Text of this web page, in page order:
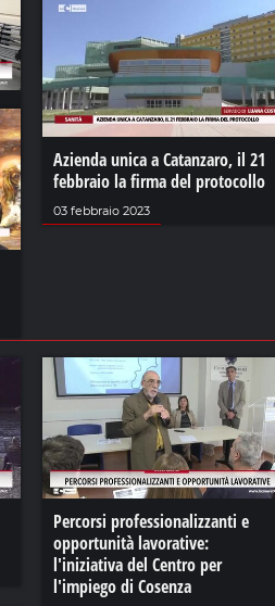
il commissario alla sanità»
24 settembre 2021
Azienda unica a Catanzaro, il 21
febbraio la firma del protocollo
03 febbraio 2023
Percorsi professionalizzanti e
opportunità lavorative:
l'iniziativa del Centro per
l'impiego di Cosenza